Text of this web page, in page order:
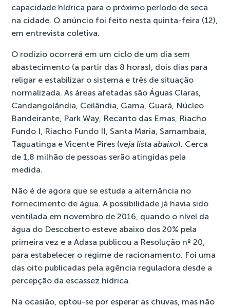
capacidade hídrica para o próximo período de seca
na cidade. O anúncio foi feito nesta quinta-feira (12),
em entrevista coletiva.
O rodízio ocorrerá em um ciclo de um dia sem
abastecimento (a partir das 8 horas), dois dias para
religar e estabilizar o sistema e três de situação
normalizada. As áreas afetadas são Águas Claras,
Candangolândia, Ceilândia, Gama, Guará, Núcleo
Bandeirante, Park Way, Recanto das Emas, Riacho
Fundo I, Riacho Fundo II, Santa Maria, Samambaia,
Taguatinga e Vicente Pires (veja lista abaixo). Cerca
de 1,8 milhão de pessoas serão atingidas pela
medida.
Não é de agora que se estuda a alternância no
fornecimento de água.A possibilidade já havia sido
ventilada em novembro de 2016, quando o nível da
água do Descoberto esteve abaixo dos 20% pela
primeira vez e a Adasa publicou a Resolução nº 20,
para estabelecer o regime de racionamento. Foi uma
das oito publicadas pela agência reguladora desde a
percepção da escassez hídrica.
Na ocasião, optou-se por esperar as chuvas, mas não